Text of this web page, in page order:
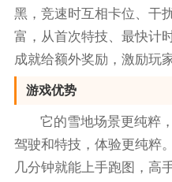
黑，竞速时互相卡位、干
富，从首次特技、最快计
成就给额外奖励，激励玩
游戏优势
它的雪地场景更纯粹
驾驶和特技，体验更纯粹
几分钟就能上手跑图，高